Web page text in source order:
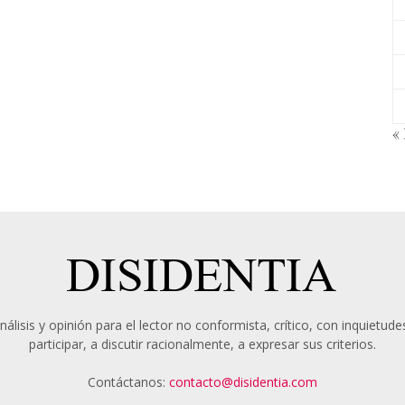
«
y opinión para el lector no conformista, crítico, con
participar, a discutir racionalmente, a expresar sus criterios.
Contáctanos: contacto@disidentia.com